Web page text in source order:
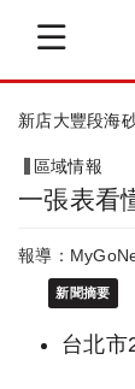
核定新北林口
區域情報
一張表看
報導：
新聞摘要
台北市